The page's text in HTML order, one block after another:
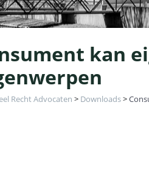
kan
Recht Advocaten > Downloads>